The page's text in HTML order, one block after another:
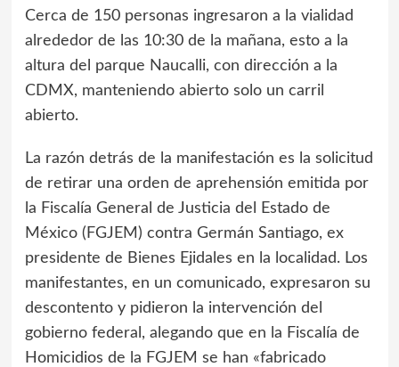
Cerca de 150 personas ingresaron a la vialidad
alrededor de las 10:30 de la mañana, esto a la
altura del parque Naucalli, con dirección a la
CDMX, manteniendo abierto solo un carril
abierto.
La razón detrás de la manifestación es la solicitud
de retirar una orden de aprehensión emitida por
la Fiscalía General de Justicia del Estado de
México (FGJEM) contra Germán Santiago, ex
presidente de Bienes Ejidales en la localidad. Los
manifestantes, en un comunicado, expresaron su
descontento y pidieron la intervención del
gobierno federal, alegando que en la Fiscalía de
Homicidios de la FGJEM se han «fabricado